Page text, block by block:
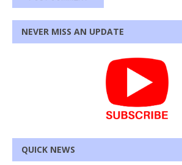
NEVER MISS AN UPDATE
QUICK NEWS